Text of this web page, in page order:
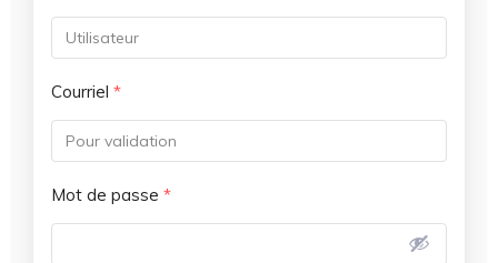
Courriel *
Mot de passe *